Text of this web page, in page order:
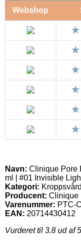
Webshop
Navn: Clinique Pore
ml | #01 Invisible
Kategori:
Producent: Clinique
Varenummer: PTC-
EAN: 20714430412
Vurderet til 3.8 ud af